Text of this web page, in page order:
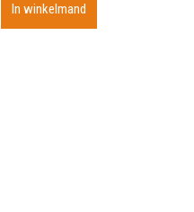
In winkelmand